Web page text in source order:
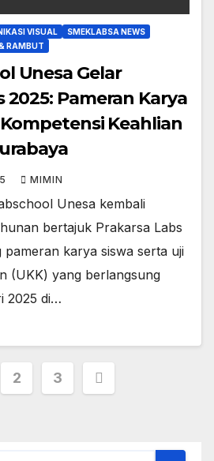
VISUAL
SMEKLABSA NEWS
RAMBUT
Unesa Gelar
2025: Pameran Karya
Keahlian
MIMIN
Unesa kembali
bertajuk Prakarsa Labs
pameran karya siswa serta uji
(UKK) yang berlangsung
2025 di…
2 3